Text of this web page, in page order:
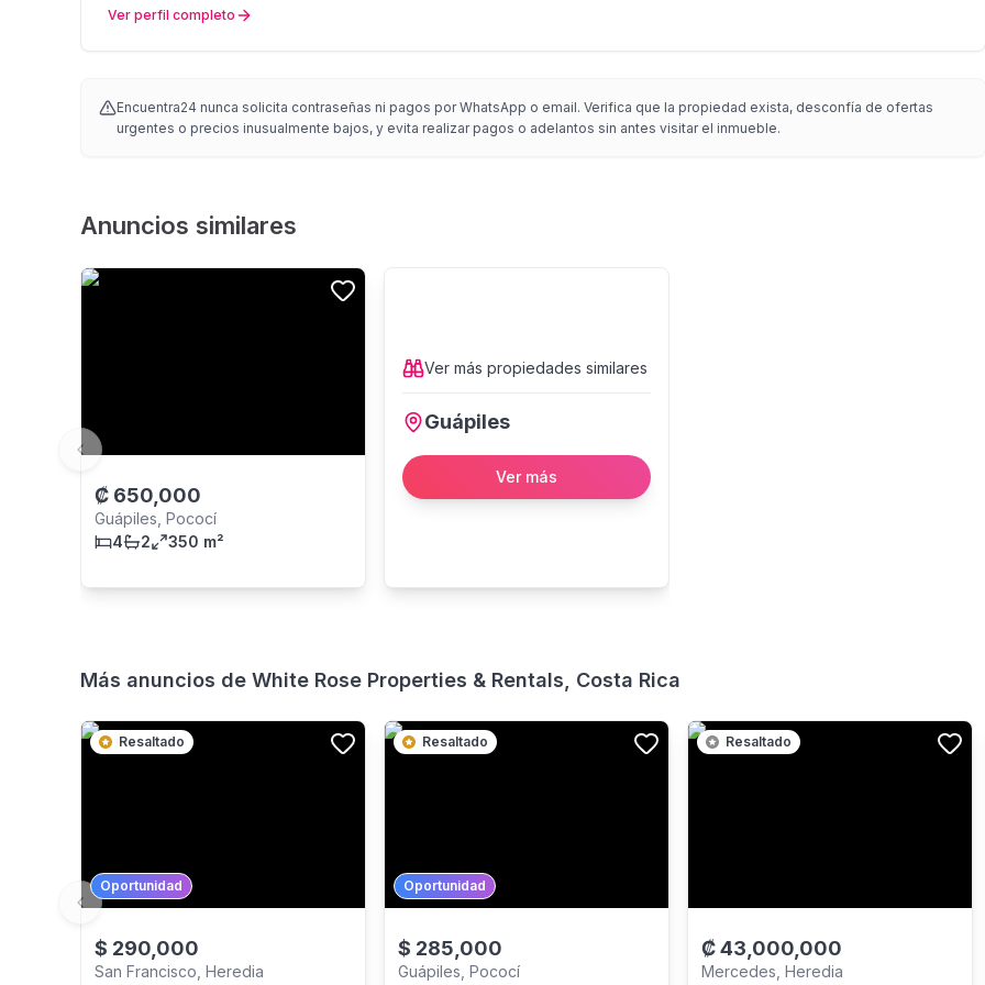
Ver perfil completo
Encuentra24 nunca solicita contraseñas ni pagos por WhatsApp o email. Verifica que la propiedad exista, desconfía de ofertas
urgentes o precios inusualmente bajos, y evita realizar pagos o adelantos sin antes visitar el inmueble.
Anuncios similares
₡ 650,000
Guápiles, Pococí
4
2 350 m²
Ver más propiedades similares
Guápiles
Ver más
Previous slide
Más anuncios de White Rose Properties & Rentals, Costa Rica
Resaltado
Oportunidad
$ 290,000
San Francisco, Heredia
Resaltado
Oportunidad
$ 285,000
Guápiles, Pococí
Resaltado
₡43,000,000
Mercedes, Heredia
Previous slide